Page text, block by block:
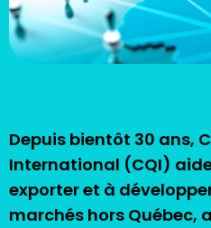
Depuis bientôt 30 ans,
International (CQI)
exporter et à
marchés hors Québec,